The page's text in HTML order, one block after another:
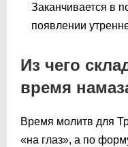
Заканчивается в
появлении
Из чего
время
Время молитв для
«на глаз», а по